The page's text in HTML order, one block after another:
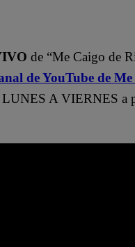
de “Me Caigo de
de YouTube de
LUNES A VIERNES a